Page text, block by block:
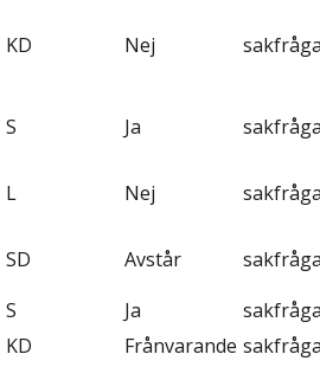
KD Nej
S Ja
L Nej
SD Avstår
S Ja
KD Frånvarande